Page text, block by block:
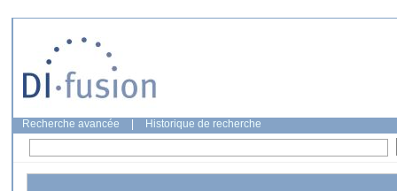
Recherche avancée Historique de recherche